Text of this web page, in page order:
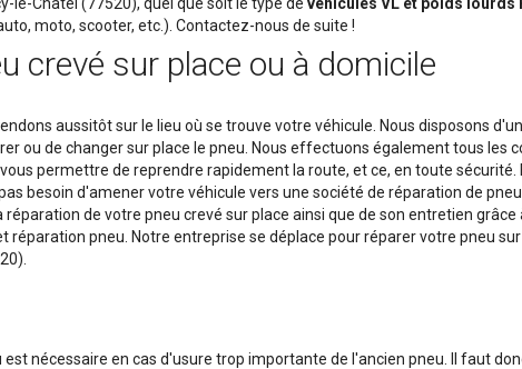
moto, scooter, etc.). Contactez-nous de suite !
crevé sur place ou à domicile
aussitôt sur le lieu où se trouve votre véhicule. Nous disposons
ou de changer sur place le pneu. Nous effectuons également tous les
permettre de reprendre rapidement la route, et ce, en toute sécurité.
besoin d'amener votre véhicule vers une société de réparation de
de votre pneu crevé sur place ainsi que de son entretien grâce
réparation pneu. Notre entreprise se déplace pour réparer votre pneu
nécessaire en cas d'usure trop importante de l'ancien pneu. Il faut